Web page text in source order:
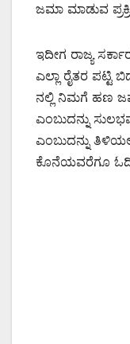
ಜಮಾ ಮಾಡುವ
ಇದೀಗ ರಾಜ್ಯ
ಎಲ್ಲಾ ರೈತರ ಪಟ್ಟಿ
ನಲ್ಲಿ ನಿಮಗೆ ಹಣ
ಎಂಬುದನ್ನು
ಎಂಬುದನ್ನು
ಕೊನೆಯವರೆಗೂ